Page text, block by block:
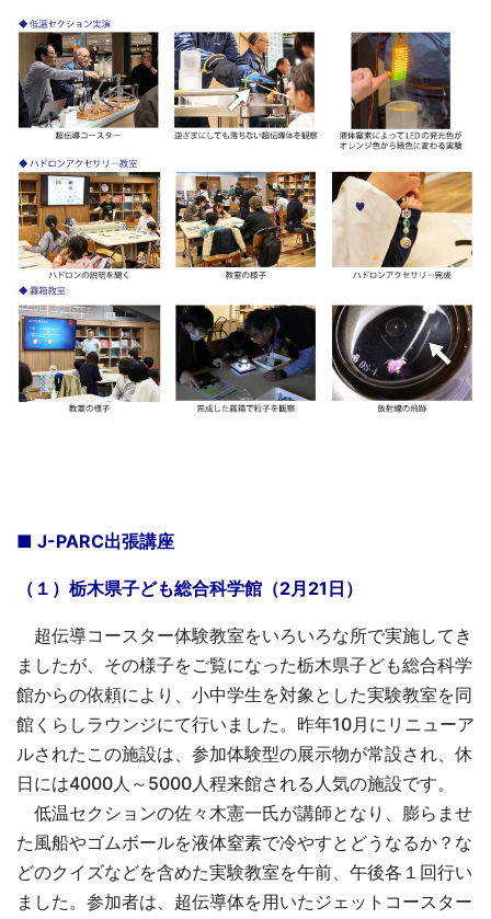
■ J-PARC出張講座
（１）栃木県子ども総合科学館（2月21日）
超伝導コースター体験教室をいろいろな所で実施してき
ましたが、その様子をご覧になった栃木県子ども総合科学
館からの依頼により、小中学生を対象とした実験教室を同
館くらしラウンジにて行いました。昨年10月にリニューア
ルされたこの施設は、参加体験型の展示物が常設され、休
日には4000人～5000人程来館される人気の施設です。
低温セクションの佐々木憲一氏が講師となり、膨らませ
た風船やゴムボールを液体窒素で冷やすとどうなるか？な
どのクイズなどを含めた実験教室を午前、午後各１回行い
ました。参加者は、超伝導体を用いたジェットコースター